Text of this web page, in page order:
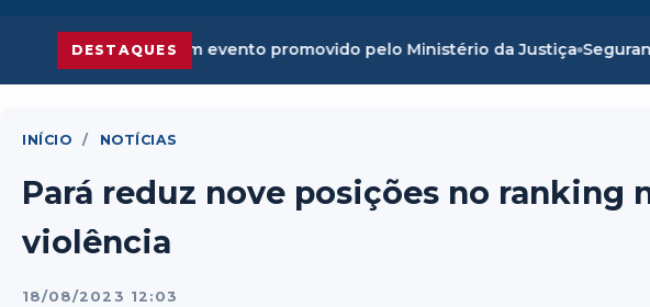
DESTAQUES
evento promovido pelo Ministério da Justiça Segurança Pública do Pará
INÍCIO / NOTÍCIAS
Pará reduz nove posições no ranking
violência
18/08/2023 12:03